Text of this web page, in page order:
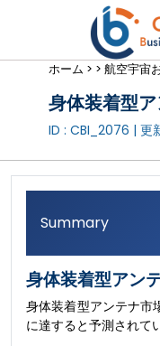
ホーム > > 航空宇宙
身体装着型
ID : CBI_2076 | 更
Summary
身体装着型アン
身体装着型アンテナ市
に達すると予測されて